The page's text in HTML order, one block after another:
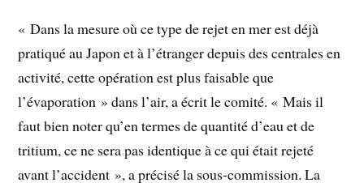
« Dans la mesure où ce type de rejet en mer est déjà
pratiqué au Japon et à l’étranger depuis des centrales en
activité, cette opération est plus faisable que
l’évaporation » dans l’air, a écrit le comité. « Mais il
faut bien noter qu’en termes de quantité d’eau et de
tritium, ce ne sera pas identique à ce qui était rejeté
avant l’accident », a précisé la sous-commission. La